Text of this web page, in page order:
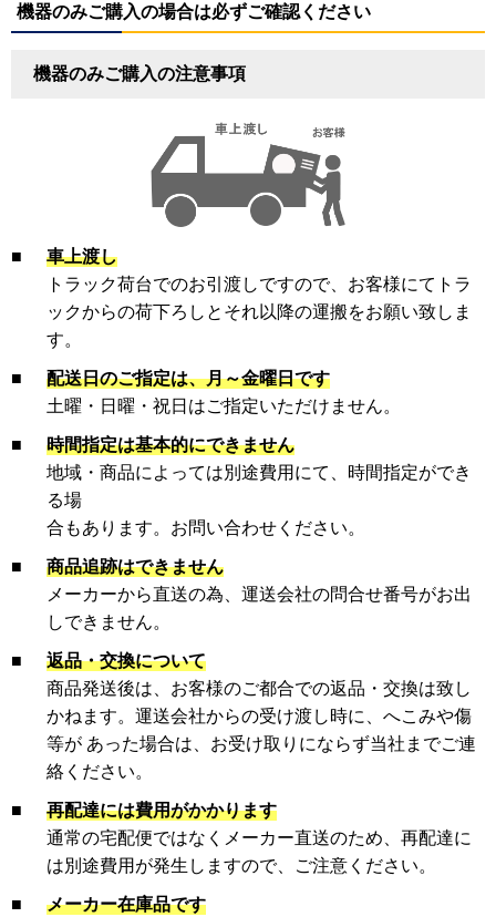
機器のみご購入の場合は必ずご確認ください
機器のみご購入の注意事項
■
車上渡し
トラック荷台でのお引渡しですので、お客様にてトラ
ックからの荷下ろしとそれ以降の運搬をお願い致しま
す。
■
配送日のご指定は、月～金曜日です
土曜・日曜・祝日はご指定いただけません。
■
時間指定は基本的にできません
地域・商品によっては別途費用にて、時間指定ができ
る場
合もあります。お問い合わせください。
■
商品追跡はできません
メーカーから直送の為、運送会社の問合せ番号がお出
しできません。
■
返品・交換について
商品発送後は、お客様のご都合での返品・交換は致し
かねます。運送会社からの受け渡し時に、へこみや傷
等が あった場合は、お受け取りにならず当社までご連
絡ください。
■
再配達には費用がかかります
通常の宅配便ではなくメーカー直送のため、再配達に
は別途費用が発生しますので、ご注意ください。
■
メーカー在庫品です